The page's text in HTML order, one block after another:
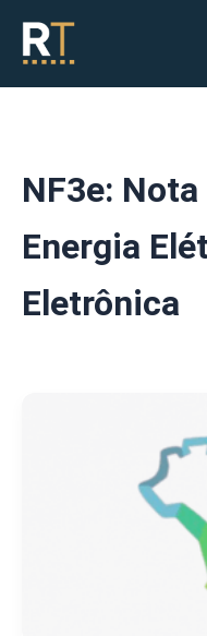
conteúdo
NF3e:
Energia
Eletrônica